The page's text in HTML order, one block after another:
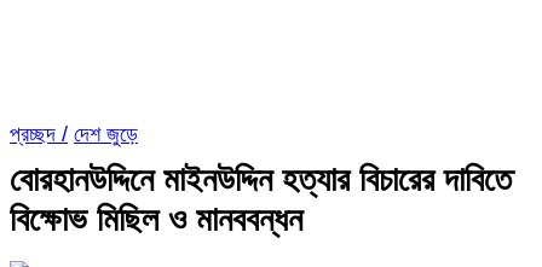
প্রচ্ছদ / দেশ জুড়ে
বোরহানউদ্দিনে মাইনউদ্দিন হত্যার বিচারের দাবিতে
বিক্ষোভ মিছিল ও মানববন্ধন